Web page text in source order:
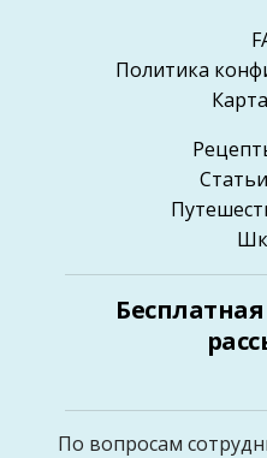
Политика
Статьи
По вопросам